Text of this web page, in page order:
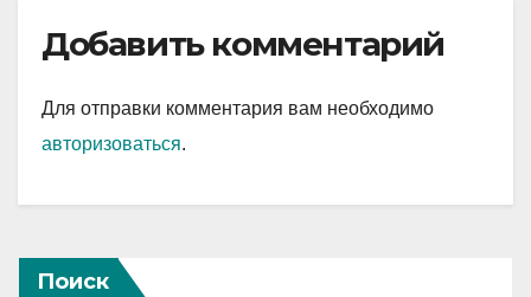
Добавить комментарий
Для отправки комментария вам необходимо
авторизоваться.
Поиск